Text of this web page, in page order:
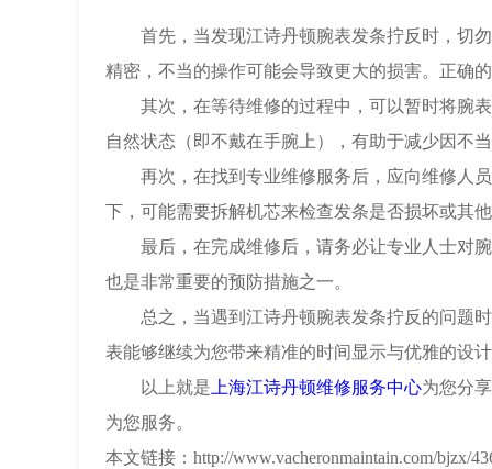
首先，当发现江诗丹顿腕表发条拧反时，切勿
精密，不当的操作可能会导致更大的损害。正确
其次，在等待维修的过程中，可以暂时将腕表
自然状态（即不戴在手腕上），有助于减少因不
再次，在找到专业维修服务后，应向维修人员
下，可能需要拆解机芯来检查发条是否损坏或其
最后，在完成维修后，请务必让专业人士对腕
也是非常重要的预防措施之一。
总之，当遇到江诗丹顿腕表发条拧反的问题时
表能够继续为您带来精准的时间显示与优雅的设
以上就是 上海江诗丹顿维修服务中心为您分
为您服务。
本文链接：http://www.vacheronmaintain.com/bjzx/